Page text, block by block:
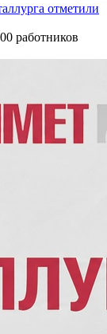
отметили
работников